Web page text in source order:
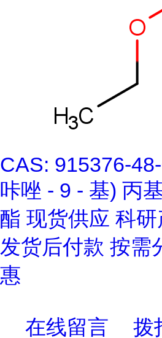
CAS: 915376-
咔唑 - 9 - 基) 丙
酯 现货供应 科
发货后付款 按需
惠
在线留言 拨